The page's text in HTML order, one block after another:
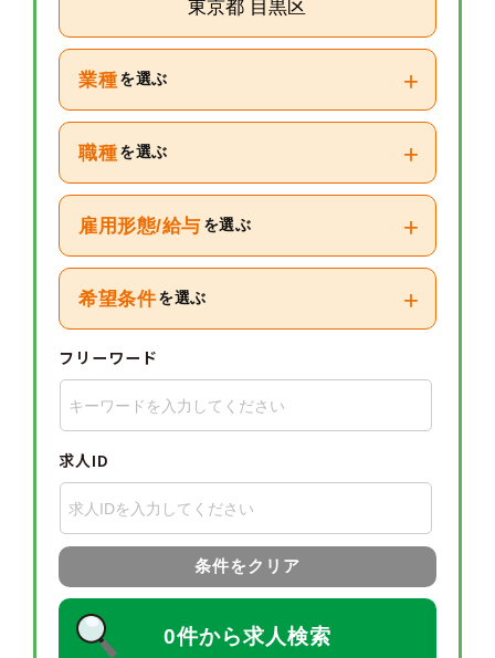
東京都 目黒区
業種 を選ぶ +
職種 を選ぶ +
雇用形態/給与 を選ぶ +
希望条件 を選ぶ +
フリーワード
求人ID
条件をクリア
0件から求人検索